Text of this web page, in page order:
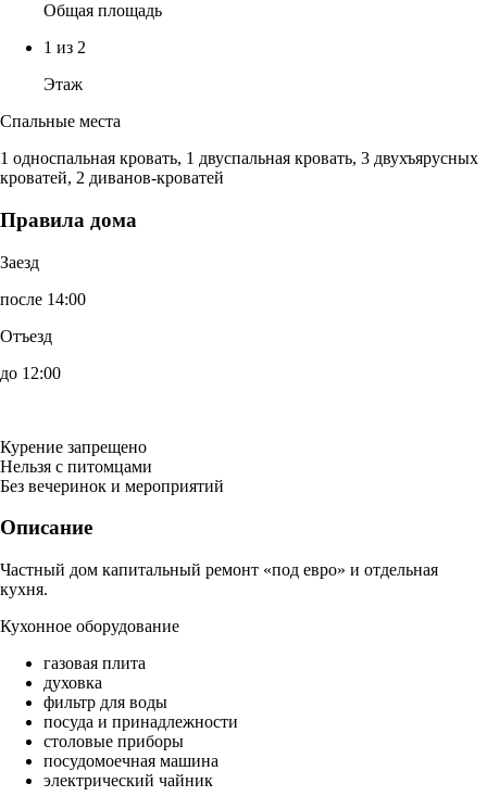
Общая площадь
1 из 2
Этаж
Спальные места
1 односпальная кровать, 1 двуспальная кровать, 3 двухъярусных
кроватей, 2 диванов-кроватей
Правила дома
Заезд
после 14:00
Отъезд
до 12:00
Курение запрещено
Нельзя с питомцами
Без вечеринок и мероприятий
Описание
Частный дом капитальный ремонт «под евро» и отдельная
кухня.
Кухонное оборудование
газовая плита
духовка
фильтр для воды
посуда и принадлежности
столовые приборы
посудомоечная машина
электрический чайник